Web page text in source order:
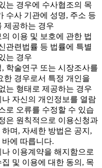
는 경우에 수사협조의 목
수사 기관에 성명, 주소 등
제공하는 경우
의 이용 및 보호에 관한 법
관련법률 등 법률에 특별
는 경우
, 학술연구 또는 시장조사를
한 경우로서 특정 개인을
는 형태로 제공하는 경우
자신의 개인정보를 열람
로 오류를 수정할 수 있습
은 원칙적으로 이용신청과
며, 자세한 방법은 공지,
에 따릅니다.
이용계약을 해지함으로
및 이용에 대한 동의, 목